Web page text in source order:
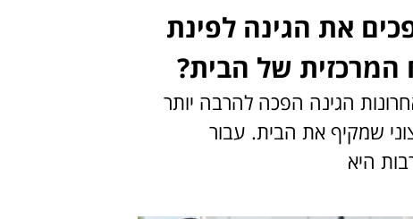
את הגינה לפינת
המרכזית של הבית?
הגינה הפכה להרבה יותר
שמקיף את הבית. עבור
היא